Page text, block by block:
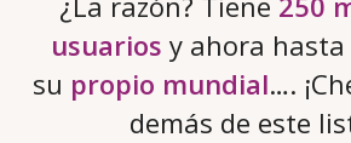
usuarios y ahora
su propio mundial….
demás de este